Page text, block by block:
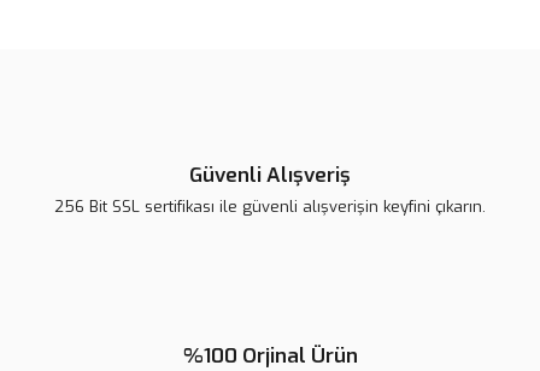
Güvenli Alışveriş
256 Bit SSL sertifikası ile güvenli alışverişin keyfini çıkarın.
%100 Orjinal Ürün